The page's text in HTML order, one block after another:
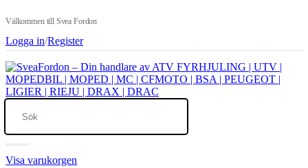
Välkommen till Svea Fordon
Logga in/Register
Visa varukorgen